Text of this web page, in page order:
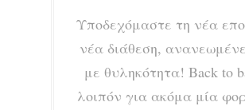
Υποδεχόμαστε τη νέα
νέα διάθεση,
με θυληκότητα! Back to
λοιπόν για ακόμα μία